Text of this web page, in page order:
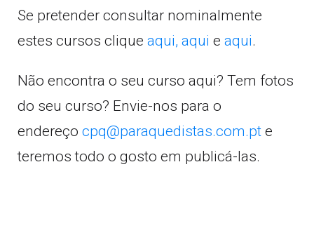
Se pretender consultar nominalmente
estes cursos clique aqui, aqui e aqui.
Não encontra o seu curso aqui? Tem fotos
do seu curso? Envie-nos para o
endereço cpq@paraquedistas.com.pt e
teremos todo o gosto em publicá-las.